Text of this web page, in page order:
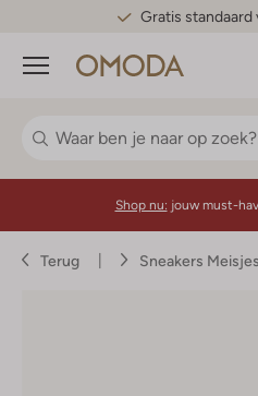
Gratis
Menu
Shop nu: jouw must-
Terug Sneakers Meisjes